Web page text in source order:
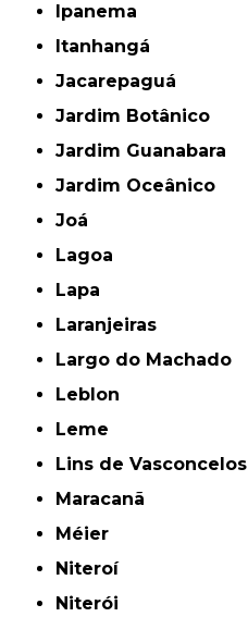
Ipanema
Itanhangá
Jacarepaguá
Jardim Botânico
Jardim Guanabara
Jardim Oceânico
Joá
Lagoa
Lapa
Laranjeiras
Largo do Machado
Leblon
Leme
Lins de Vasconcelos
Maracanã
Méier
Niteroí
Niterói